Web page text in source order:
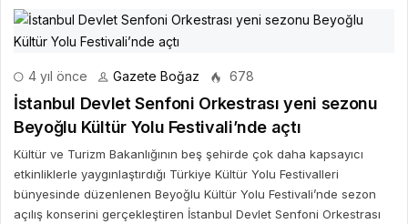
4 yıl önce Gazete Boğaz 678
İstanbul Devlet Senfoni Orkestrası yeni sezonu
Beyoğlu Kültür Yolu Festivali’nde açtı
Kültür ve Turizm Bakanlığının beş şehirde çok daha kapsayıcı
etkinliklerle yaygınlaştırdığı Türkiye Kültür Yolu Festivalleri
bünyesinde düzenlenen Beyoğlu Kültür Yolu Festivali’nde sezon
açılış konserini gerçekleştiren İstanbul Devlet Senfoni Orkestrası